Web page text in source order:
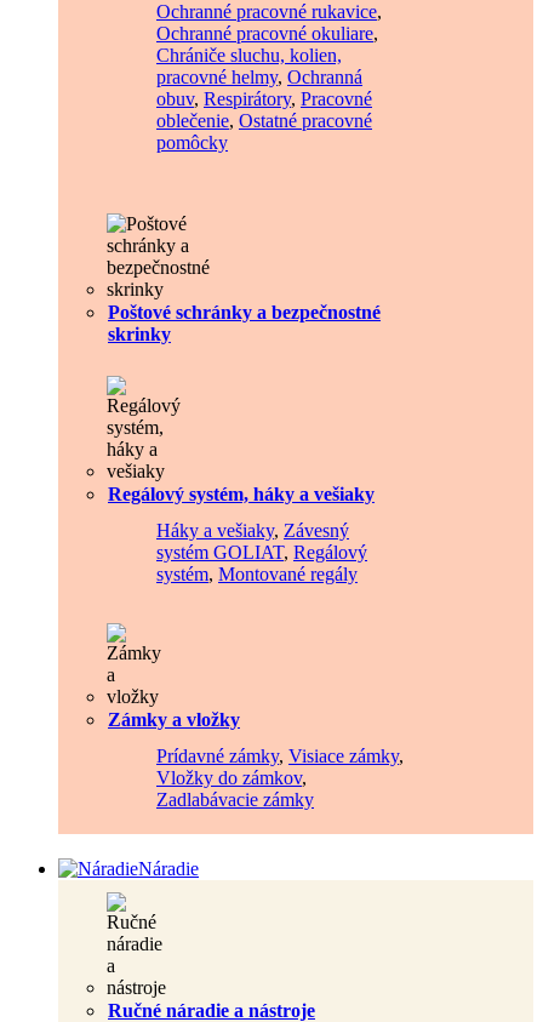
Ochranné pracovné rukavice,
Ochranné pracovné okuliare,
Chrániče sluchu, kolien,
pracovné helmy, Ochranná
obuv, Respirátory, Pracovné
oblečenie, Ostatné pracovné
pomôcky
Poštové schránky a bezpečnostné
skrinky
Regálový systém, háky a vešiaky
Háky a vešiaky, Závesný
systém GOLIAT, Regálový
systém, Montované regály
Zámky a vložky
Prídavné zámky, Visiace zámky,
Vložky do zámkov,
Zadlabávacie zámky
Náradie
Ručné náradie a nástroje